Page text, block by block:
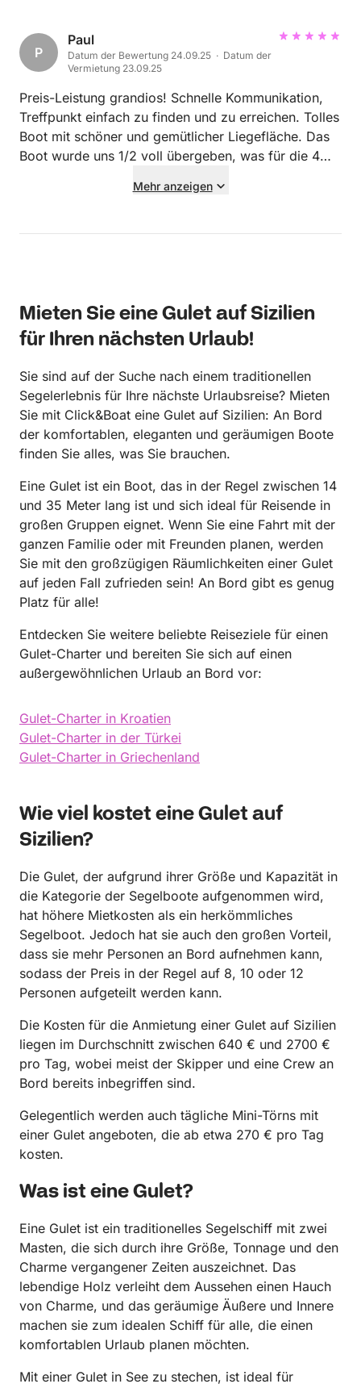
P
Paul
Datum der Bewertung 24.09.25 · Datum der
Vermietung 23.09.25
Preis-Leistung grandios! Schnelle Kommunikation,
Treffpunkt einfach zu finden und zu erreichen. Tolles
Boot mit schöner und gemütlicher Liegefläche. Das
Boot wurde uns 1/2 voll übergeben, was für die 4
Vollgas). Dafür kamen am Ende zu den knapp 200€
klar kommuniziert war. Klare Empfehlung! Macht viel
Mehr anzeigen
Mieten Sie eine Gulet auf Sizilien
für Ihren nächsten Urlaub!
Sie sind auf der Suche nach einem traditionellen
Segelerlebnis für Ihre nächste Urlaubsreise? Mieten
Sie mit Click&Boat eine Gulet auf Sizilien: An Bord
der komfortablen, eleganten und geräumigen Boote
finden Sie alles, was Sie brauchen.
Eine Gulet ist ein Boot, das in der Regel zwischen 14
und 35 Meter lang ist und sich ideal für Reisende in
großen Gruppen eignet. Wenn Sie eine Fahrt mit der
ganzen Familie oder mit Freunden planen, werden
Sie mit den großzügigen Räumlichkeiten einer Gulet
auf jeden Fall zufrieden sein! An Bord gibt es genug
Platz für alle!
Entdecken Sie weitere beliebte Reiseziele für einen
Gulet-Charter und bereiten Sie sich auf einen
außergewöhnlichen Urlaub an Bord vor:
Gulet-Charter in Kroatien
Gulet-Charter in der Türkei
Gulet-Charter in Griechenland
Wie viel kostet eine Gulet auf
Sizilien?
Die Gulet, der aufgrund ihrer Größe und Kapazität in
die Kategorie der Segelboote aufgenommen wird,
hat höhere Mietkosten als ein herkömmliches
Segelboot. Jedoch hat sie auch den großen Vorteil,
dass sie mehr Personen an Bord aufnehmen kann,
sodass der Preis in der Regel auf 8, 10 oder 12
Personen aufgeteilt werden kann.
Die Kosten für die Anmietung einer Gulet auf Sizilien
liegen im Durchschnitt zwischen 640 € und 2700 €
pro Tag, wobei meist der Skipper und eine Crew an
Bord bereits inbegriffen sind.
Gelegentlich werden auch tägliche Mini-Törns mit
einer Gulet angeboten, die ab etwa 270 € pro Tag
kosten.
Was ist eine Gulet?
Eine Gulet ist ein traditionelles Segelschiff mit zwei
Masten, die sich durch ihre Größe, Tonnage und den
Charme vergangener Zeiten auszeichnet. Das
lebendige Holz verleiht dem Aussehen einen Hauch
von Charme, und das geräumige Äußere und Innere
machen sie zum idealen Schiff für alle, die einen
komfortablen Urlaub planen möchten.
Mit einer Gulet in See zu stechen, ist ideal für